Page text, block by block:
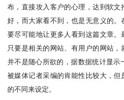
布，直接攻入客户的心理，达到软
好，而大家看不到，也是无意义的
要尽可能地让更多人看到这篇文章。
只要是相关的网站、有用户的网站
并不是随心所欲的，据数据统计显示
被媒体记者采编的肯能性比较大，
的不同来设定。